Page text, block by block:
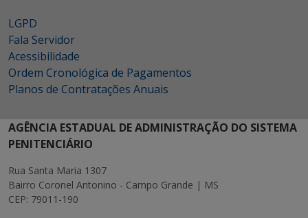
LGPD
Fala Servidor
Acessibilidade
Ordem Cronológica de Pagamentos
Planos de Contratações Anuais
AGÊNCIA ESTADUAL DE ADMINISTRAÇÃO DO SISTEMA
PENITENCIÁRIO
Rua Santa Maria 1307
Bairro Coronel Antonino - Campo Grande | MS
CEP: 79011-190